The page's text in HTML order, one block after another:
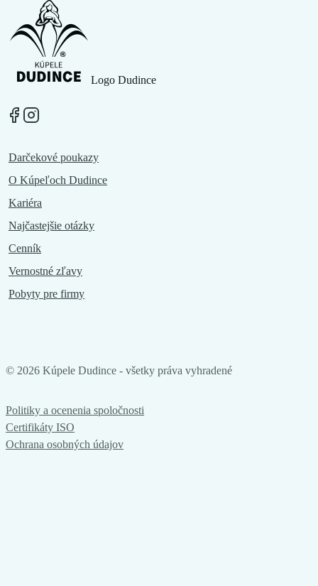
Logo Dudince
Darčekové poukazy
O Kúpeľoch Dudince
Kariéra
Najčastejšie otázky
Cenník
Vernostné zľavy
Pobyty pre firmy
© 2026 Kúpele Dudince - všetky práva vyhradené
Politiky a ocenenia spoločnosti
Certifikáty ISO
Ochrana osobných údajov